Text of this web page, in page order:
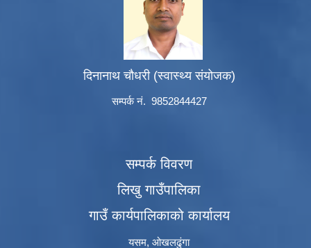
दिनानाथ चौधरी (स्वास्थ्य संयोजक)
सम्पर्क नं. 9852844427
सम्पर्क विवरण
लिखु गाउँपालिका
गाउँ कार्यपालिकाको कार्यालय
यसम, ओखलढुंगा